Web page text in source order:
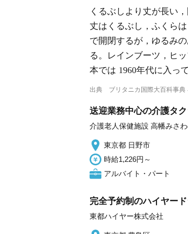
くるぶしより丈が長い
丈はくるぶし，ふくら
で開閉するが，ゆるみ
る。レインブーツ，ヒ
本では 1960年代に入っ
出典 ブリタニカ国際大百科事典
送迎業務中心の介護タ
介護老人保健施設 高幡みさ
東京都 日野市
時給1,226円～
アルバイト・パート
完全予約制のハイヤー
東都ハイヤー株式会社